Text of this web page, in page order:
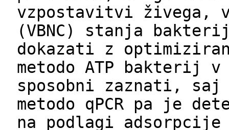
vzpostavitvi živega,
(VBNC) stanja
dokazati z
metodo ATP bakterij
sposobni zaznati,
metodo qPCR pa je
na podlagi